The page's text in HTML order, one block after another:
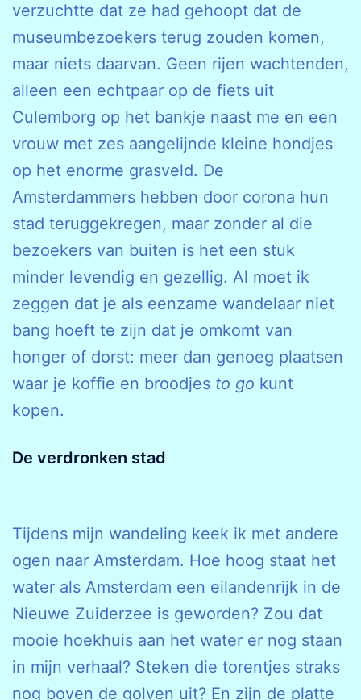
verzuchtte dat ze had gehoopt dat de
museumbezoekers terug zouden komen,
maar niets daarvan. Geen rijen wachtenden,
alleen een echtpaar op de fiets uit
Culemborg op het bankje naast me en een
vrouw met zes aangelijnde kleine hondjes
op het enorme grasveld. De
Amsterdammers hebben door corona hun
stad teruggekregen, maar zonder al die
bezoekers van buiten is het een stuk
minder levendig en gezellig. Al moet ik
zeggen dat je als eenzame wandelaar niet
bang hoeft te zijn dat je omkomt van
honger of dorst: meer dan genoeg plaatsen
waar je koffie en broodjes to go kunt
kopen.
De verdronken stad
Tijdens mijn wandeling keek ik met andere
ogen naar Amsterdam. Hoe hoog staat het
water als Amsterdam een eilandenrijk in de
Nieuwe Zuiderzee is geworden? Zou dat
mooie hoekhuis aan het water er nog staan
in mijn verhaal? Steken die torentjes straks
nog boven de golven uit? En zijn de platte